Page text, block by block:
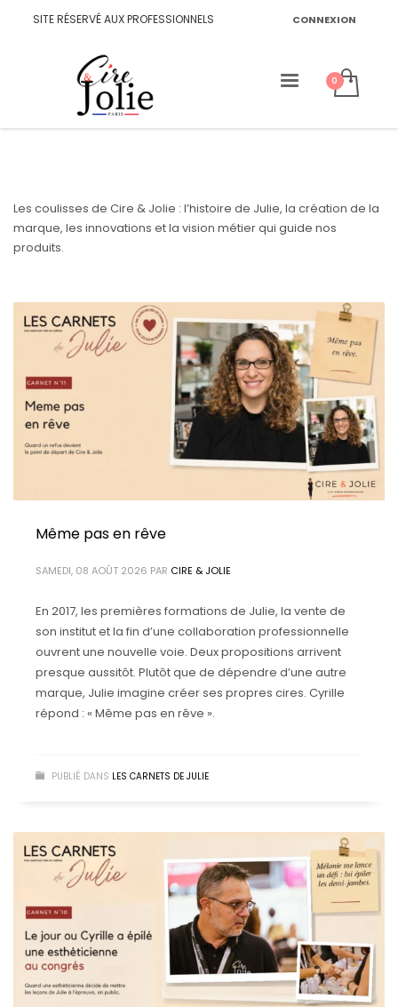
SITE RÉSERVÉ AUX PROFESSIONNELS CONNEXION
Les coulisses de Cire & Jolie : l’histoire de Julie, la création de la
marque, les innovations et la vision métier qui guide nos
produits.
Même pas en rêve
SAMEDI, 08 AOÛT 2026 PAR CIRE & JOLIE
En 2017, les premières formations de Julie, la vente de
son institut et la fin d’une collaboration professionnelle
ouvrent une nouvelle voie. Deux propositions arrivent
presque aussitôt. Plutôt que de dépendre d’une autre
marque, Julie imagine créer ses propres cires. Cyrille
répond : « Même pas en rêve ».
PUBLIÉ DANS LES CARNETS DE JULIE